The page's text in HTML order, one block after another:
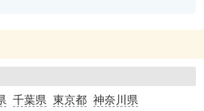
千葉県 東京都 神奈川県